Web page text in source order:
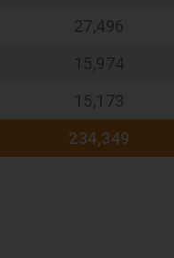
27,496
15,974
15,173
234,349